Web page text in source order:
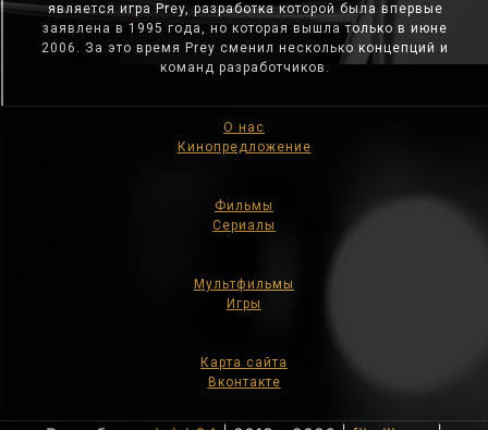
является игра Prey, разработка которой была впервые
заявлена в 1995 года, но которая вышла только в июне
2006. За это время Prey сменил несколько концепций и
команд разработчиков.
О нас
Кинопредложение
Фильмы
Сериалы
Мультфильмы
Игры
Карта сайта
Вконтакте